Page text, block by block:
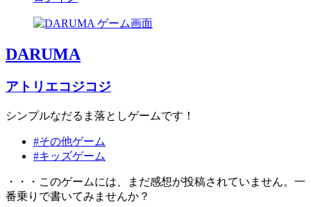
DARUMA
アトリエコジコジ
シンプルなだるま落としゲームです！
#その他ゲーム
#キッズゲーム
・・・このゲームには、まだ感想が投稿されていません。一
番乗りで書いてみませんか？